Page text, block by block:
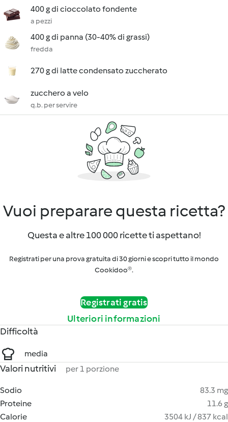
400 g di cioccolato fondente
a pezzi
400 g di panna (30-40% di grassi)
fredda
270 g di latte condensato zuccherato
zucchero a velo
q.b. per servire
Vuoi preparare questa ricetta?
Questa e altre 100 000 ricette ti aspettano!
Registrati per una prova gratuita di 30 giorni e scopri tutto il mondo
Cookidoo®.
Registrati gratis
Ulteriori informazioni
Difficoltà
media
Valori nutritivi per 1 porzione
Sodio
83.3 mg
Proteine
11.6 g
Calorie
3504 kJ / 837 kcal